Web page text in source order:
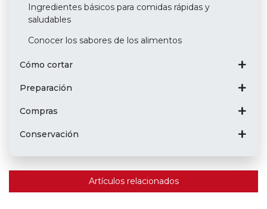
Ingredientes básicos para comidas rápidas y
saludables
Conocer los sabores de los alimentos
Cómo cortar
Preparación
Compras
Conservación
Artículos relacionados